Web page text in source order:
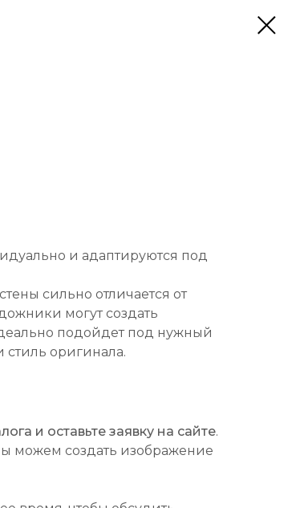
и адаптируются под
сильно отличается от
могут создать
подойдет под нужный
стиль оригинала.
и оставьте заявку на сайте.
можем создать изображение